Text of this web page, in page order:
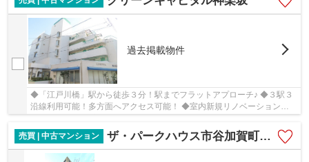
過去掲載物件
◆「江戸川橋」駅から徒歩３分！駅までフラットアプローチ♪ ◆３駅３
沿線利用可能！多方面へアクセス可能！ ◆室内新規リノベーション
(2025年5月下旬完成)
売買 | 中古マンション
ザ・パークハウス市谷加賀町レジデンス